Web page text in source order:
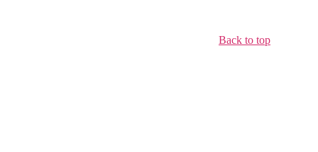
Back to top